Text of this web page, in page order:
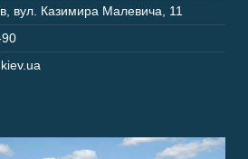
вул. Казимира Малевича, 11